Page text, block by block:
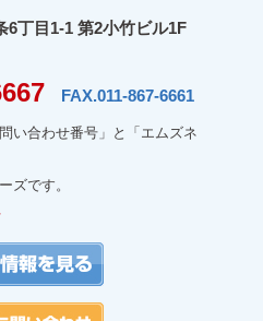
6丁目1-1 第2小竹ビル1F
FAX.011-867-6661
い合わせ番号」と「エムズネ
ズです。